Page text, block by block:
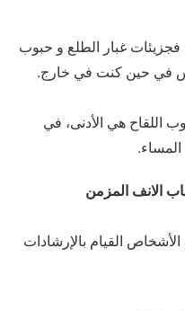
فجزيئات غبار الطلع و حبوب
في حين كنت في خارج.
اللقاح هي الأدنى، في
الانف المزمن
القيام بالإرشادات